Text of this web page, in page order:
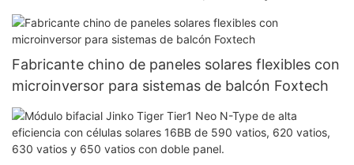
Fabricante chino de paneles solares flexibles con
microinversor para sistemas de balcón Foxtech